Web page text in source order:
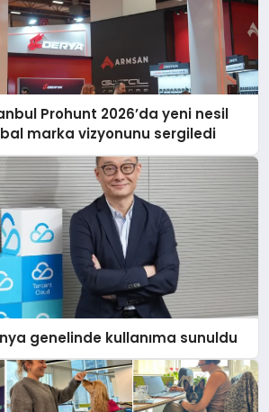
Prohunt 2026’da yeni nesil
marka vizyonunu sergiledi
genelinde kullanıma sunuldu